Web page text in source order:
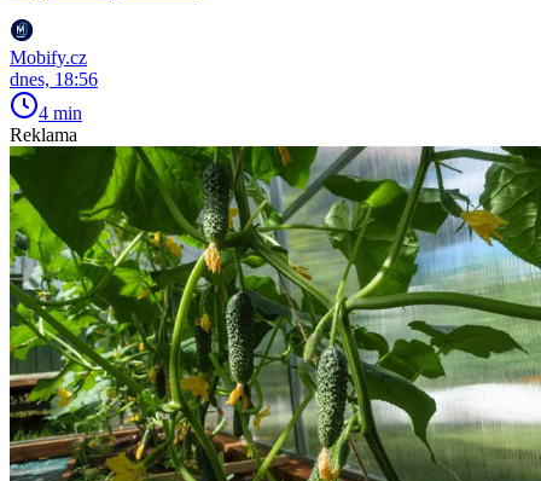
Mobify.cz
dnes, 18:56
4 min
Reklama